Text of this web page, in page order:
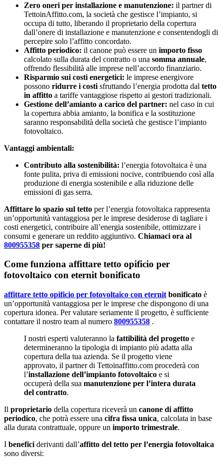
Zero oneri per installazione e manutenzione: il partner di
TettoinAffitto.com, la società che gestisce l’impianto, si
occupa di tutto, liberando il proprietario della copertura
dall’onere di installazione e manutenzione e consentendogli di
percepire solo l’affitto concordato.
Affitto periodico: il canone può essere un importo fisso
calcolato sulla durata del contratto o una somma annuale,
offrendo flessibilità alle imprese nell’accordo finanziario.
Risparmio sui costi energetici: le imprese energivore
possono ridurre i costi sfruttando l’energia prodotta dal tetto
in affitto a tariffe vantaggiose rispetto ai gestori tradizionali.
Gestione dell’amianto a carico del partner: nel caso in cui
la copertura abbia amianto, la bonifica e la sostituzione
saranno responsabilità della società che gestisce l’impianto
fotovoltaico.
Vantaggi ambientali:
Contributo alla sostenibilità: l’energia fotovoltaica è una
fonte pulita, priva di emissioni nocive, contribuendo così alla
produzione di energia sostenibile e alla riduzione delle
emissioni di gas serra.
Affittare lo spazio sul tetto per l’energia fotovoltaica rappresenta
un’opportunità vantaggiosa per le imprese desiderose di tagliare i
costi energetici, contribuire all’energia sostenibile, ottimizzare i
consumi e generare un reddito aggiuntivo. Chiamaci ora al
800955358 per saperne di più!
Come funziona affittare tetto opificio per
fotovoltaico con eternit bonificato
affittare tetto opificio per fotovoltaico con eternit bonificato è
un’opportunità vantaggiosa per le imprese che dispongono di una
copertura idonea. Per valutare seriamente il progetto, è sufficiente
contattare il nostro team al numero 800955358 .
I nostri esperti valuteranno la fattibilità del progetto e
determineranno la tipologia di impianto più adatta alla
copertura della tua azienda. Se il progetto viene
approvato, il partner di Tettoinaffitto.com procederà con
l’installazione dell’impianto fotovoltaico e si
occuperà della sua manutenzione per l’intera durata
del contratto.
Il proprietario della copertura riceverà un canone di affitto
periodico, che potrà essere una cifra fissa unica, calcolata in base
alla durata contrattuale, oppure un importo trimestrale.
I benefici derivanti dall’affitto del tetto per l’energia fotovoltaica
sono diversi: